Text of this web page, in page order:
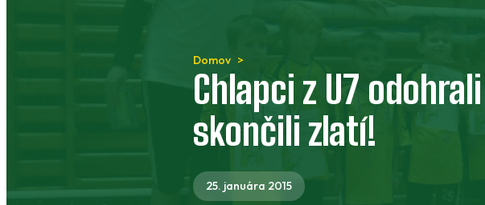
Domov
Chlapci z U7
skončili zlatí!
25. januára 2015